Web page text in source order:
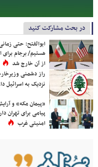
در بحث مشارکت کنید
ابوالفتح: حتی
هستیم/ برجام برای
از آن خارج شد
راز دشمنی
نزدیک به اسرائیل
«پیمان مکه» و
پیامی برای تهران
امنیتی غرب